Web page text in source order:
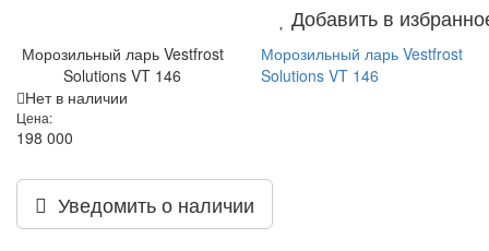
Добавить в
Морозильный ларь Vestfrost
Solutions VT 146
Морозильный ларь Vestfrost
Solutions VT 146
Нет в наличии
Цена:
198 000
Уведомить о наличии